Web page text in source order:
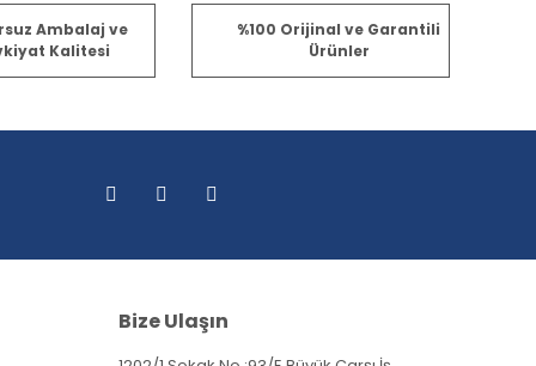
Ambalaj ve
Kalitesi
%100 Orijinal ve Garantili
Ürünler
Bize Ulaşın